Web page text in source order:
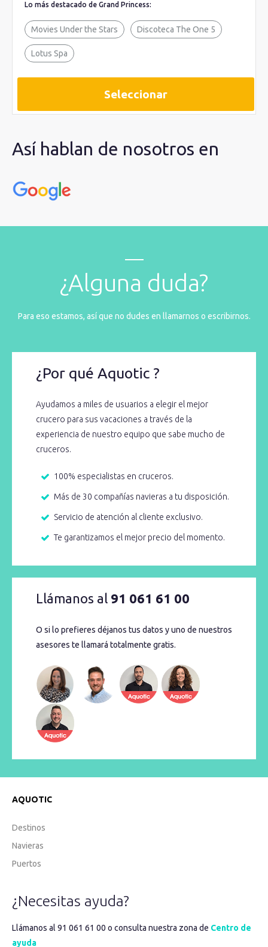
Lo más destacado de Grand Princess:
Movies Under the Stars Discoteca The One 5
Lotus Spa
Seleccionar
Así hablan de nosotros en
¿Alguna duda?
Para eso estamos, así que no dudes en llamarnos o escribirnos.
¿Por qué Aquotic ?
Ayudamos a miles de usuarios a elegir el mejor
crucero para sus vacaciones a través de la
experiencia de nuestro equipo que sabe mucho de
cruceros.
100% especialistas en cruceros.
Más de 30 compañías navieras a tu disposición.
Servicio de atención al cliente exclusivo.
Te garantizamos el mejor precio del momento.
Llámanos al 91 061 61 00
O si lo prefieres déjanos tus datos y uno de nuestros
asesores te llamará totalmente gratis.
AQUOTIC
Destinos
Navieras
Puertos
¿Necesitas ayuda?
Llámanos al 91 061 61 00 o consulta nuestra zona de Centro de
ayuda